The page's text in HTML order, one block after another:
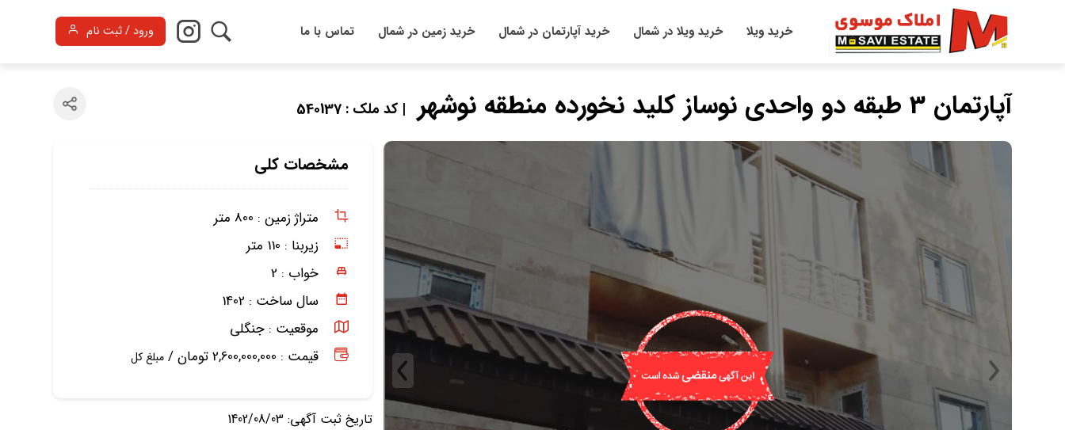
خرید ویلا خرید ویلا در شمال خرید آپارتمان در شمال خرید زمین در شمال تماس با ما ورود / ثبت نام
آپارتمان 3 طبقه دو واحدی نوساز کلید نخورده منطقه نوشهر | کد ملک : 540137
مشخصات کلی
متراژ زمین : 800 متر
زیربنا : 110 متر
خواب : 2
سال ساخت : 1402
موقعیت : جنگلی
قیمت : 2,600,000,000 تومان /
مبلغ کل
تاریخ ثبت آگهی: 1402/08/03